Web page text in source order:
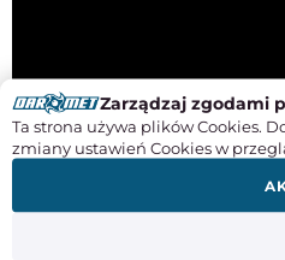
Zarządzaj zgodami
Ta strona używa plików Cookies.
zmiany ustawień Cookies w